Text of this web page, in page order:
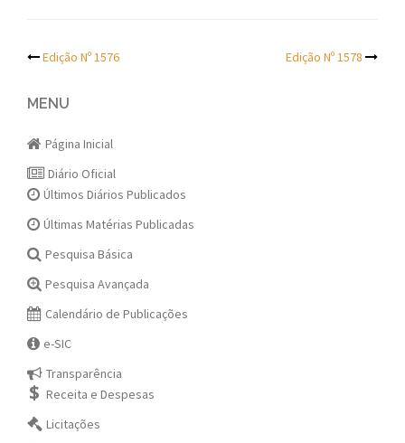
Post
navigation
Edição Nº 1576 Edição Nº 1578
MENU
Página Inicial
Diário Oficial
Últimos Diários Publicados
Últimas Matérias Publicadas
Pesquisa Básica
Pesquisa Avançada
Calendário de Publicações
e-SIC
Transparência
Receita e Despesas
Licitações